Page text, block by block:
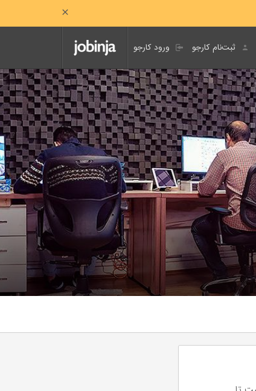
ورود کارجو ثبت‌نام کارجو